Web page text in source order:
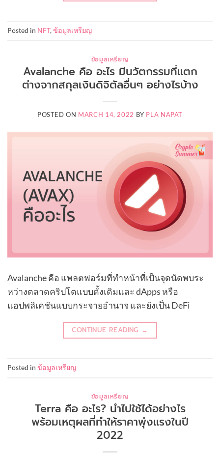
Posted in NFT,ข้อมูลเหรียญ
ข้อมูลเหรียญ
Avalanche คือ อะไร มีนวัตกรรมที่แตก
ต่างจากสกุลเงินดิจิตัลอื่นๆ อย่างไรบ้าง
POSTED ON MARCH 14, 2022 BY PLA NAPAT
Avalanche คือ แพลตฟอร์มที่ทำหน้าที่เป็นจุดนัดพบระ
หว่างตลาดคริปโตแบบดั้งเดิมและ dApps หรือ
แอปพลิเคชันแบบกระจายอำนาจ และยังเป็น DeFi
CONTINUE READING →
Posted in ข้อมูลเหรียญ
ข้อมูลเหรียญ
Terra คือ อะไร? นำไปใช้ได้อย่างไร
พร้อมเหตุผลที่ทำให้ราคาพุ่งแรงในปี
2022